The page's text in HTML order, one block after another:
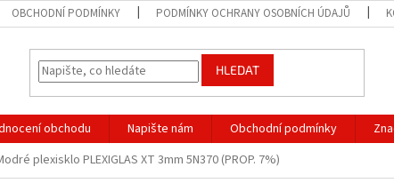
OBCHODNÍ PODMÍNKY PODMÍNKY OCHRANY OSOBNÍCH ÚDAJŮ
HLEDAT
obchodu Napište nám Obchodní podmínky
plexisklo PLEXIGLAS XT 3mm 5N370 (PROP. 7%)